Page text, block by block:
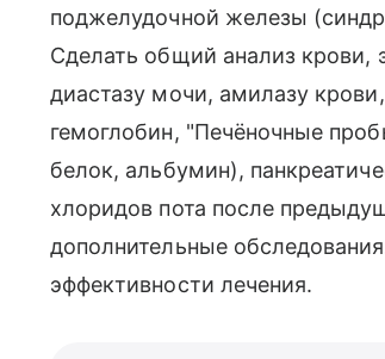
поджелудочной железы
Сделать общий анализ крови,
диастазу мочи, амилазу
гемоглобин, "Печёночные
белок, альбумин),
хлоридов пота после
дополнительные
эффективности лечения.